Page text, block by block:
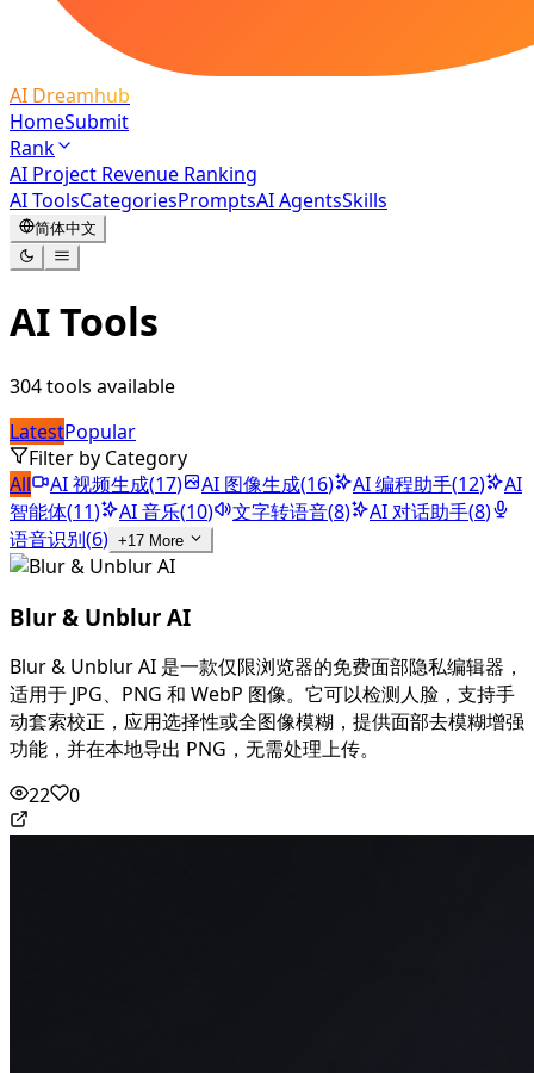
AI Dreamhub
HomeSubmit
Rank
AI Project Revenue Ranking
AI ToolsCategoriesPromptsAI AgentsSkills
简体中文
AI Tools
304tools available
LatestPopular
Filter by Category
All
AI 视频生成(17) AI 图像生成(16) AI 编程助手(12)
AI
智能体(11) AI 音乐(10) 文字转语音(8) AI 对话助手(8)
语音识别(6) +17 More
Blur & Unblur AI
Blur & Unblur AI 是一款仅限浏览器的免费面部隐私编辑器，
适用于 JPG、PNG 和 WebP 图像。它可以检测人脸，支持手
动套索校正，应用选择性或全图像模糊，提供面部去模糊增强
功能，并在本地导出 PNG，无需处理上传。
22
0